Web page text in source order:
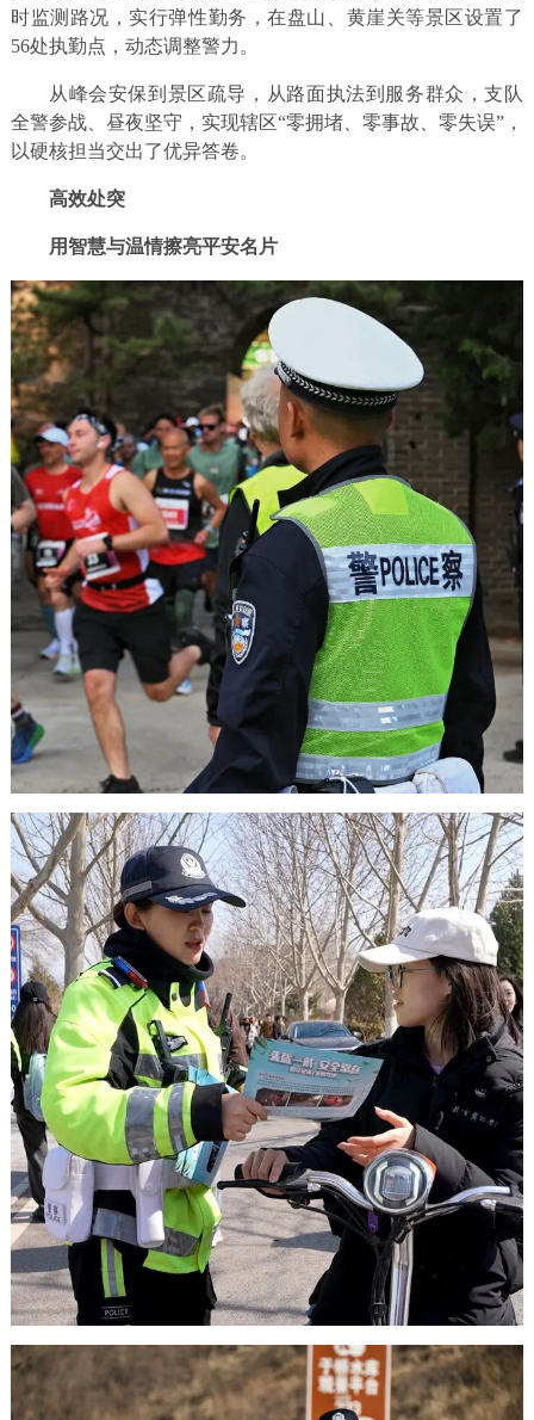
时监测路况，实行弹性勤务，在盘山、黄崖关等景区设置了
56处执勤点，动态调整警力。
从峰会安保到景区疏导，从路面执法到服务群众，支队
全警参战、昼夜坚守，实现辖区“零拥堵、零事故、零失误”，
以硬核担当交出了优异答卷。
高效处突
用智慧与温情擦亮平安名片